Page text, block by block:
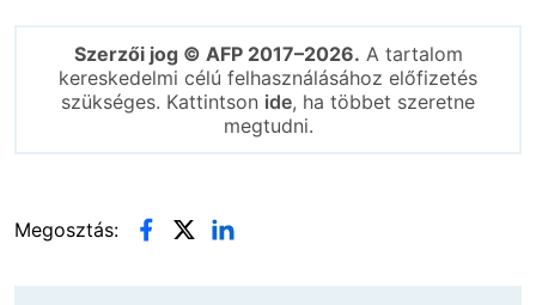
Szerzői jog © AFP 2017–2026. A tartalom
kereskedelmi célú felhasználásához előfizetés
szükséges. Kattintson ide, ha többet szeretne
megtudni.
Megosztás: